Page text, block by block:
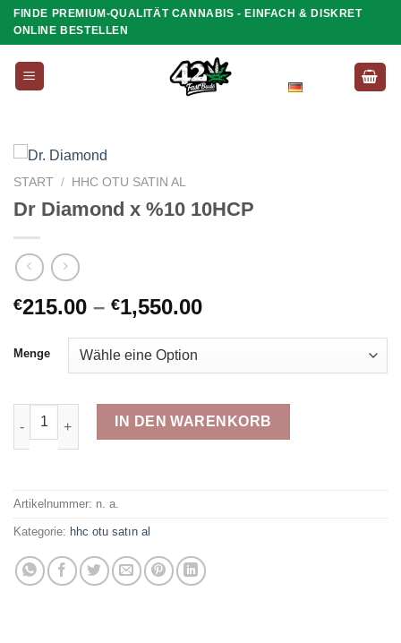
Zum
Inhalt
FINDE PREMIUM-QUALITÄT CANNABIS - EINFACH & DISKRET
ONLINE BESTELLEN
START / HHC OTU SATIN AL
Dr Diamond x %10 10HCP
€215.00 – €1,550.00Preisspanne:
€1,550.00
Menge
Dr Diamond x %10 10HCP Menge
IN DEN WARENKORB
Artikelnummer: n. a.
Kategorie: hhc otu satın al